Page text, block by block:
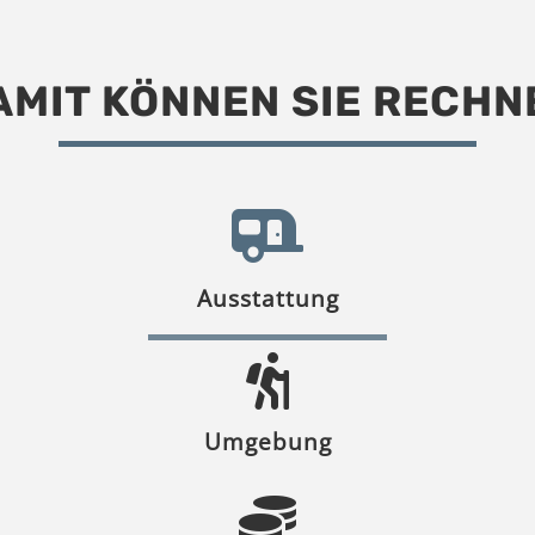
KÖNNEN SIE
Ausstattung
Umgebung